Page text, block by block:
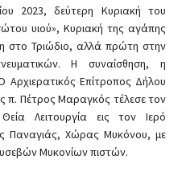
2023, δεύτερη Κυριακή του
υιού», Κυριακή της αγάπης
στο Τριώδιο, αλλά πρώτη στην
Η συναίσθηση, η
Επίτροπος Δήλου
π. Πέτρος Μαραγκός τέλεσε τον
Λειτουργία εις τον Ιερό
Παναγιάς, Χώρας Μυκόνου, με
Μυκονίων πιστών.